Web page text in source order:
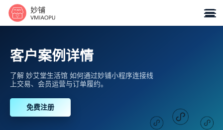

客户案例详情
了解 妙艾堂生活馆 如何通过妙铺小程序连接线
上交易、会员运营与订单履约。
免费注册